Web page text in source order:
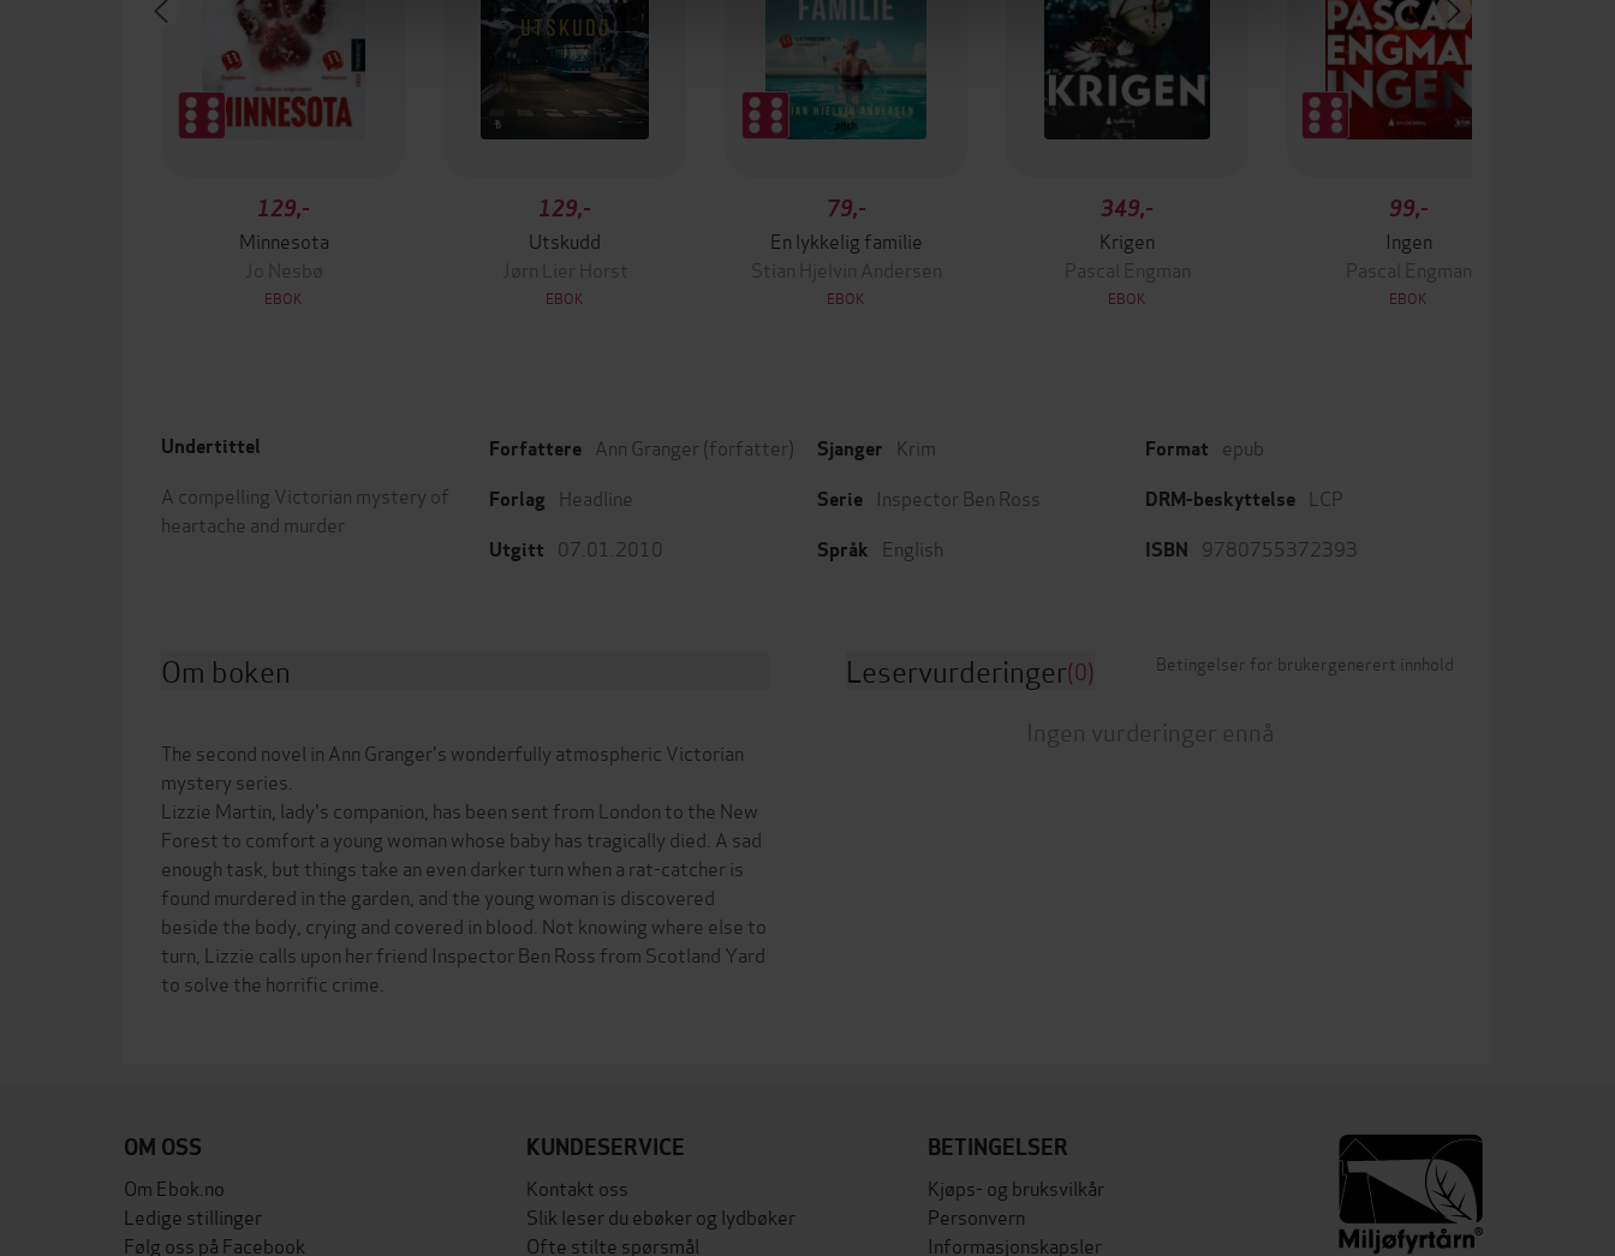
129,-
Minnesota
Jo Nesbø
EBOK
129,-
Utskudd
Jørn Lier Horst
EBOK
79,-
En lykkelig familie
Stian Hjelvin Andersen
EBOK
349,-
Krigen
Pascal Engman
EBOK
99,-
Ingen
Pascal Engman
EBOK
Undertittel
A compelling Victorian mystery of
heartache and murder
Forfattere Ann Granger (forfatter)
Forlag Headline
Utgitt 07.01.2010
Sjanger Krim
Serie Inspector Ben Ross
Språk English
Format epub
DRM-beskyttelse LCP
ISBN 9780755372393
Om boken
The second novel in Ann Granger's wonderfully atmospheric Victorian
mystery series.
Lizzie Martin, lady's companion, has been sent from London to the New
Forest to comfort a young woman whose baby has tragically died. A sad
enough task, but things take an even darker turn when a rat-catcher is
found murdered in the garden, and the young woman is discovered
beside the body, crying and covered in blood. Not knowing where else to
turn, Lizzie calls upon her friend Inspector Ben Ross from Scotland Yard
to solve the horrific crime.
Leservurderinger(0) Betingelser for brukergenerert innhold
Ingen vurderinger ennå
OM OSS
Om Ebok.no
Ledige stillinger
Følg oss på Facebook
KUNDESERVICE
Kontakt oss
Slik leser du ebøker og lydbøker
Ofte stilte spørsmål
BETINGELSER
Kjøps- og bruksvilkår
Personvern
Informasjonskapsler